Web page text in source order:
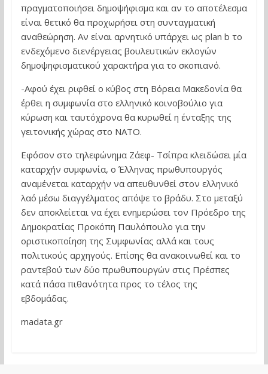
πραγματοποιήσει δημοψήφισμα και αν το αποτέλεσμα
είναι θετικό θα προχωρήσει στη συνταγματική
αναθεώρηση. Αν είναι αρνητικό υπάρχει ως plan b το
ενδεχόμενο διενέργειας βουλευτικών εκλογών
δημοψηφισματικού χαρακτήρα για το σκοπιανό.
-Αφού έχει ριφθεί ο κύβος στη Βόρεια Μακεδονία θα
έρθει η συμφωνία στο ελληνικό κοινοβούλιο για
κύρωση και ταυτόχρονα θα κυρωθεί η ένταξης της
γειτονικής χώρας στο ΝΑΤΟ.
Εφόσον στο τηλεφώνημα Ζάεφ- Τσίπρα κλειδώσει μία
καταρχήν συμφωνία, ο Έλληνας πρωθυπουργός
αναμένεται καταρχήν να απευθυνθεί στον ελληνικό
λαό μέσω διαγγέλματος απόψε το βράδυ. Στο μεταξύ
δεν αποκλείεται να έχει ενημερώσει τον Πρόεδρο της
Δημοκρατίας Προκόπη Παυλόπουλο για την
οριστικοποίηση της Συμφωνίας αλλά και τους
πολιτικούς αρχηγούς. Επίσης θα ανακοινωθεί και το
ραντεβού των δύο πρωθυπουργών στις Πρέσπες
κατά πάσα πιθανότητα προς το τέλος της
εβδομάδας.
madata.gr